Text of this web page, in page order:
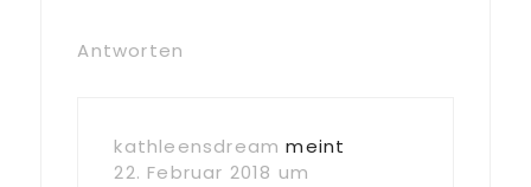
Antworten
kathleensdream meint
22. Februar 2018 um